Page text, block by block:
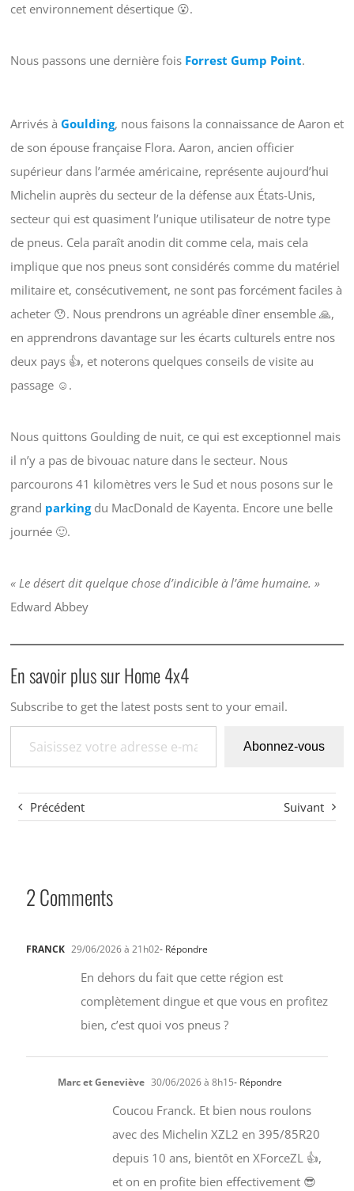
cet environnement désertique 😮.
Nous passons une dernière fois Forrest Gump Point.
Arrivés à Goulding, nous faisons la connaissance de Aaron et
de son épouse française Flora. Aaron, ancien officier
supérieur dans l’armée américaine, représente aujourd’hui
Michelin auprès du secteur de la défense aux États-Unis,
secteur qui est quasiment l’unique utilisateur de notre type
de pneus. Cela paraît anodin dit comme cela, mais cela
implique que nos pneus sont considérés comme du matériel
militaire et, consécutivement, ne sont pas forcément faciles à
acheter 😯. Nous prendrons un agréable dîner ensemble 🙏,
en apprendrons davantage sur les écarts culturels entre nos
deux pays 👍, et noterons quelques conseils de visite au
passage ☺️.
Nous quittons Goulding de nuit, ce qui est exceptionnel mais
il n’y a pas de bivouac nature dans le secteur. Nous
parcourons 41 kilomètres vers le Sud et nous posons sur le
grand parkingdu MacDonald de Kayenta. Encore une belle
journée 🙂.
« Le désert dit quelque chose d’indicible à l’âme humaine. »
Edward Abbey
En savoir plus sur Home 4x4
Subscribe to get the latest posts sent to your email.
Saisissez votre adresse e-mail…
Abonnez-vous
Précédent Suivant
2 Comments
FRANCK 29/06/2026 à 21h02- Répondre
En dehors du fait que cette région est
complètement dingue et que vous en profitez
bien, c’est quoi vos pneus ?
Marc et Geneviève 30/06/2026 à 8h15- Répondre
Coucou Franck. Et bien nous roulons
avec des Michelin XZL2 en 395/85R20
depuis 10 ans, bientôt en XForceZL 👍,
et on en profite bien effectivement 😎